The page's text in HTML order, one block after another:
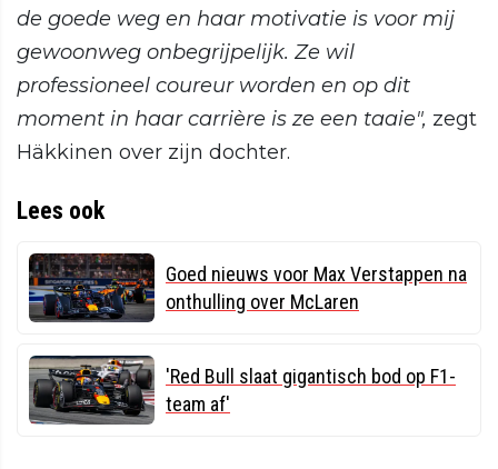
de goede weg en haar motivatie is voor mij
gewoonweg onbegrijpelijk. Ze wil
professioneel coureur worden en op dit
moment in haar carrière is ze een taaie", zegt
Häkkinen over zijn dochter.
Lees ook
Goed nieuws voor Max Verstappen na
onthulling over McLaren
'Red Bull slaat gigantisch bod op F1-
team af'